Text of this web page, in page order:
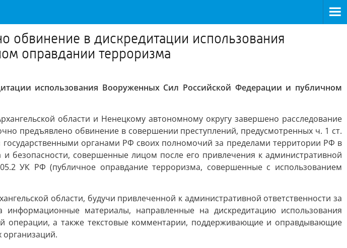
обвинение в дискредитации использования
оправдании терроризма
использования Вооруженных Сил Российской Федерации и публичном
области и Ненецкому автономному округу завершено расследование
предъявлено обвинение в совершении преступлений, предусмотренных ч. 1 ст.
органами РФ своих полномочий за пределами территории РФ в
совершенные лицом после его привлечения к административной
УК РФ (публичное оправдание терроризма, совершенные с использованием
области, будучи привлеченной к административной ответственности за
материалы, направленные на дискредитацию использования
операции, а также текстовые комментарии, поддерживающие и оправдывающие
организаций.